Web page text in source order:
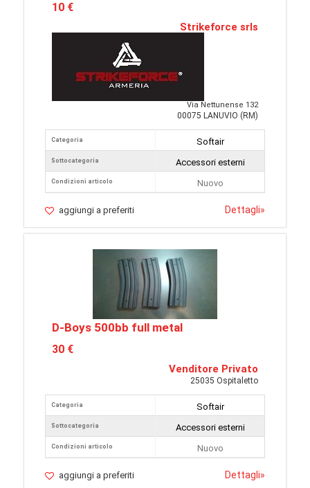
10 €
Strikeforce srls
Via Nettunense 132
00075 LANUVIO (RM)
Categoria
Sottocategoria
Condizioni articolo
Softair
Accessori esterni
Nuovo
aggiungi a preferiti Dettagli»
D-Boys 500bb full metal
30 €
Venditore Privato
25035 Ospitaletto
Categoria
Sottocategoria
Condizioni articolo
Softair
Accessori esterni
Nuovo
aggiungi a preferiti Dettagli»